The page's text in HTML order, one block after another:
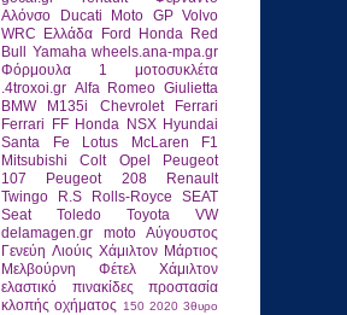
Αλόνσο
Ducati Moto GP Volvo
WRC
Ελλάδα Ford Honda
Red
Bull
Yamaha wheels.ana-mpa.gr
Φόρμουλα 1
μοτοσυκλέτα
.4troxoi.gr Alfa Romeo Giulietta
BMW M135i
Chevrolet
Ferrari
Ferrari FF Honda NSX Hyundai
Santa Fe
Lotus
McLaren F1
Mitsubishi Colt
Opel
Peugeot
107
Peugeot 208
Renault
Twingo R.S
Rolls-Royce
SEAT
Seat Toledo
Toyota
VW
delamagen.gr
moto
Αύγουστος
Γενεύη Λιούις Χάμιλτον Μάρτιος
Μελβούρνη
Φέτελ
Χάμιλτον
ελαστικό
πινακίδες
προστασία
κλοπής οχήματος
150 2020 3θυρο